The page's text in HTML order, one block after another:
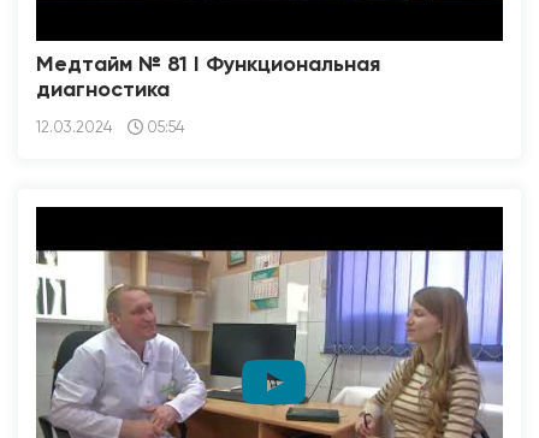
Медтайм № 81 I Функциональная
диагностика
12.03.2024 05:54